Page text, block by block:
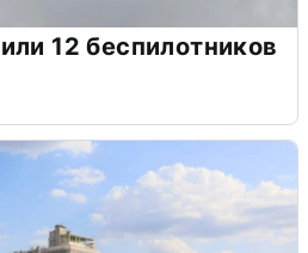
12 беспилотников